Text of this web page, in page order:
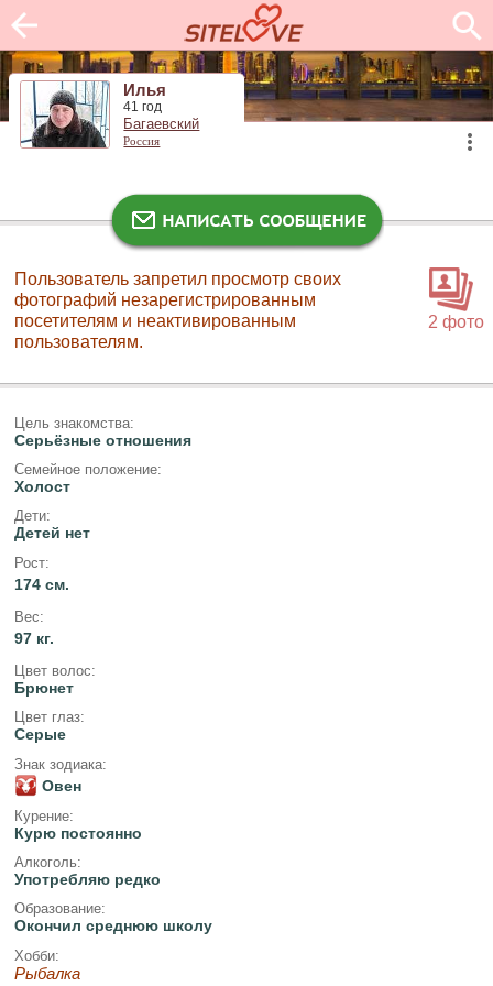
Илья
41 год
Багаевский
Россия
2 фото
Пользователь запретил просмотр своих
фотографий незарегистрированным
посетителям и неактивированным
пользователям.
Цель знакомства:
Серьёзные отношения
Семейное положение:
Холост
Дети:
Детей нет
Рост:
174 см.
Вес:
97 кг.
Цвет волос:
Брюнет
Цвет глаз:
Серые
Знак зодиака:
Овен
Курение:
Курю постоянно
Алкоголь:
Употребляю редко
Образование:
Окончил среднюю школу
Хобби:
Рыбалка